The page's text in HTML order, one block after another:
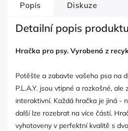
Popis Diskuze
Detailní popis produktu
Hračka pro psy. Vyrobená z
Potěšte a zabavte vašeho psa na
P.L.A.Y. jsou vtipné a rozkošné,
interaktivní. Každá hračka je jiná -
další lze rozebrat na více částí.
vyhotoveny v perfektní kvalitě s